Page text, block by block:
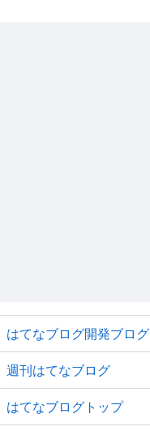
はてなブログ開発ブログ
週刊はてなブログ
はてなブログトップ